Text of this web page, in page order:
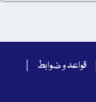
قواعد و ضوابط